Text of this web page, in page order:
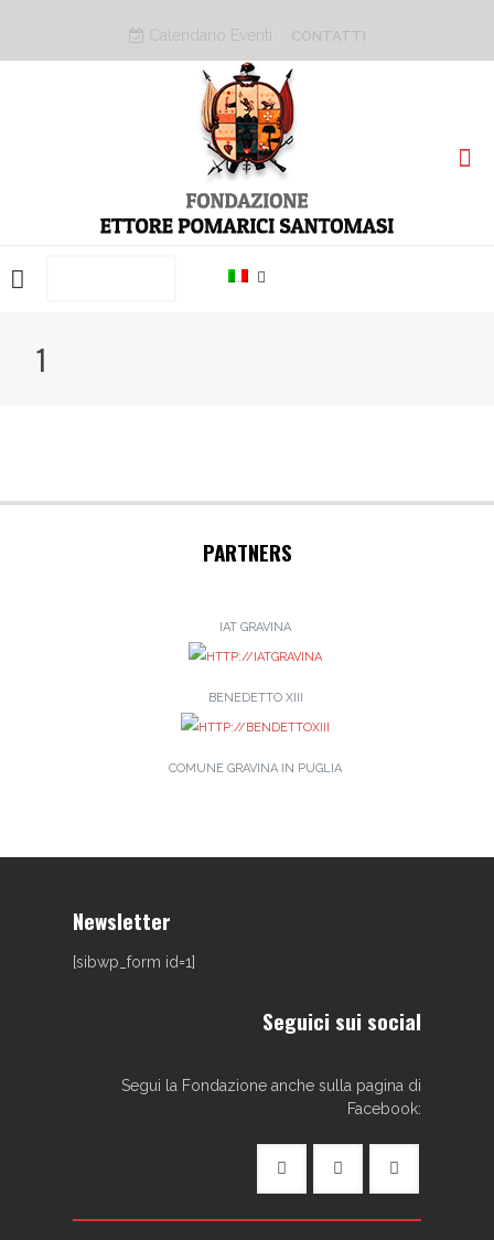
Calendario Eventi CONTATTI
1
PARTNERS
IAT GRAVINA
BENEDETTO XIII
COMUNE GRAVINA IN PUGLIA
Newsletter
[sibwp_form id=1]
Seguici sui social
Segui la Fondazione anche sulla pagina di
Facebook: